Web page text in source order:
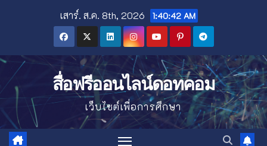
เสาร์. ส.ค. 8th, 2026 1:40:43 AM
สื่อฟรีออนไลน์ดอทคอม
เว็บไซต์เพื่อการศึกษา